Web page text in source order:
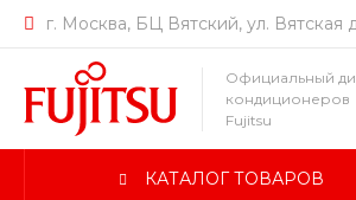
г. Москва, БЦ Вятский, ул. Вятская
Официальный
кондиционеров
Fujitsu
КАТАЛОГ ТОВАРОВ